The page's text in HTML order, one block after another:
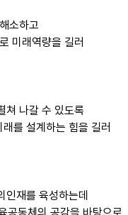
소하고
미래역량을 길러
쳐 나갈 수 있도록
를 설계하는 힘을 길러
인재를 육성하는데